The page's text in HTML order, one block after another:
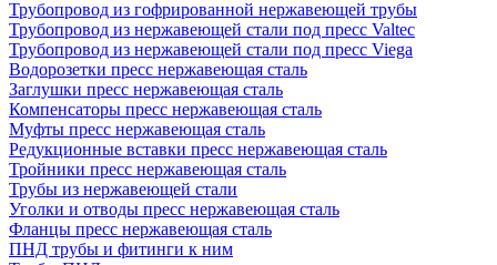
Трубопровод из гофрированной нержавеющей трубы
Трубопровод из нержавеющей стали под пресс Valtec
Трубопровод из нержавеющей стали под пресс Viega
Водорозетки пресс нержавеющая сталь
Заглушки пресс нержавеющая сталь
Компенсаторы пресс нержавеющая сталь
Муфты пресс нержавеющая сталь
Редукционные вставки пресс нержавеющая сталь
Тройники пресс нержавеющая сталь
Трубы из нержавеющей стали
Уголки и отводы пресс нержавеющая сталь
Фланцы пресс нержавеющая сталь
ПНД трубы и фитинги к ним